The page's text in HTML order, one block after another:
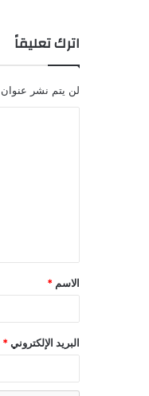
اترك تعليقاً
لن يتم نشر عنوان
الاسم *
البريد الإلكتروني *